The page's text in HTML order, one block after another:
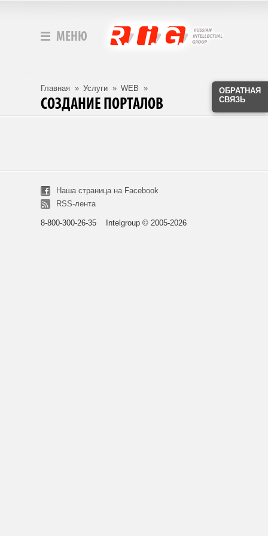
МЕНЮ
Главная » Услуги » WEB »
СОЗДАНИЕ ПОРТАЛОВ
Наша страница на Facebook
RSS-лента
8-800-300-26-35 Intelgroup © 2005-2026
ОБРАТНАЯ
СВЯЗЬ